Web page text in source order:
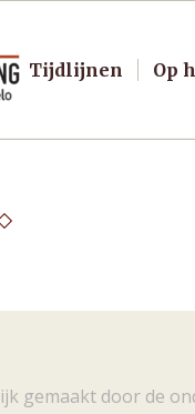
Tijdlijnen Op
gemaakt door de